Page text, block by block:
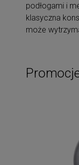
podłogami i
klasyczna
może